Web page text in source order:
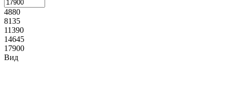
4880
8135
11390
14645
17900
Вид